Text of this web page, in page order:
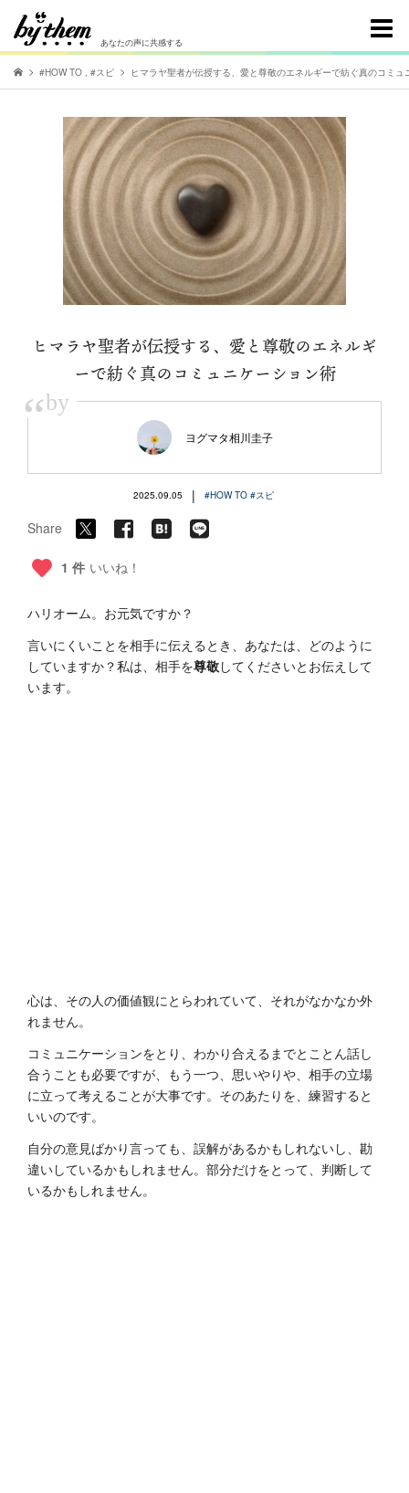
あなたの声に共感する
#HOW TO , #スピ ヒマラヤ聖者が伝授する、愛と尊敬のエネルギーで紡ぐ真のコミュ
ヒマラヤ聖者が伝授する、愛と尊敬のエネルギ
ーで紡ぐ真のコミュニケーション術
“by
ヨグマタ相川圭子
2025.09.05 | #HOW TO #スピ
Share
1 件 いいね！
ハリオーム。お元気ですか？
言いにくいことを相手に伝えるとき、あなたは、どのように
していますか？私は、相手を尊敬してくださいとお伝えして
います。
心は、その人の価値観にとらわれていて、それがなかなか外
れません。
コミュニケーションをとり、わかり合えるまでとことん話し
合うことも必要ですが、もう一つ、思いやりや、相手の立場
に立って考えることが大事です。そのあたりを、練習すると
いいのです。
自分の意見ばかり言っても、誤解があるかもしれないし、勘
違いしているかもしれません。部分だけをとって、判断して
いるかもしれません。